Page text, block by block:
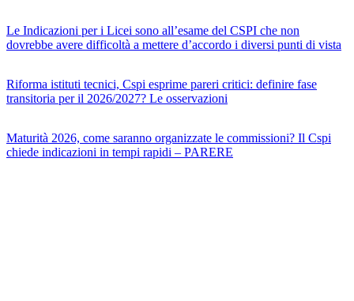
Le Indicazioni per i Licei sono all’esame del CSPI che non
dovrebbe avere difficoltà a mettere d’accordo i diversi punti di vista
Riforma istituti tecnici, Cspi esprime pareri critici: definire fase
transitoria per il 2026/2027? Le osservazioni
Maturità 2026, come saranno organizzate le commissioni? Il Cspi
chiede indicazioni in tempi rapidi – PARERE